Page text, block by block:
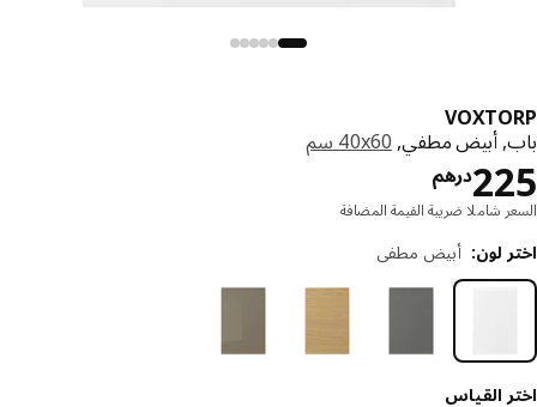
أبيض مطفي,‎40x60 سم‏
درهمالسعر درهم 225
شاملا ضريبة القيمة المضافة
لون: أبيض مطفي
القياس